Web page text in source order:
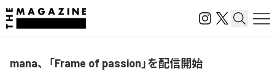
mana、「Frame of passion」を配信開始